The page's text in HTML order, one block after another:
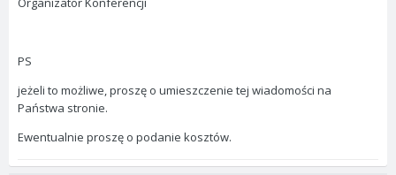
PS
jeżeli to możliwe, proszę o umieszczenie tej wiadomości na
Państwa stronie.
Ewentualnie proszę o podanie kosztów.